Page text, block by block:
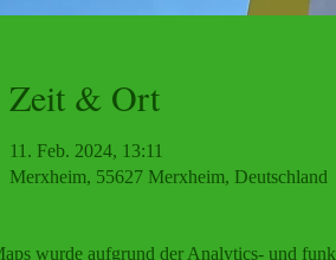
Zeit & Ort
11. Feb. 2024, 13:11
Merxheim, 55627 Merxheim, Deutschland
wurde aufgrund der Analytics- und